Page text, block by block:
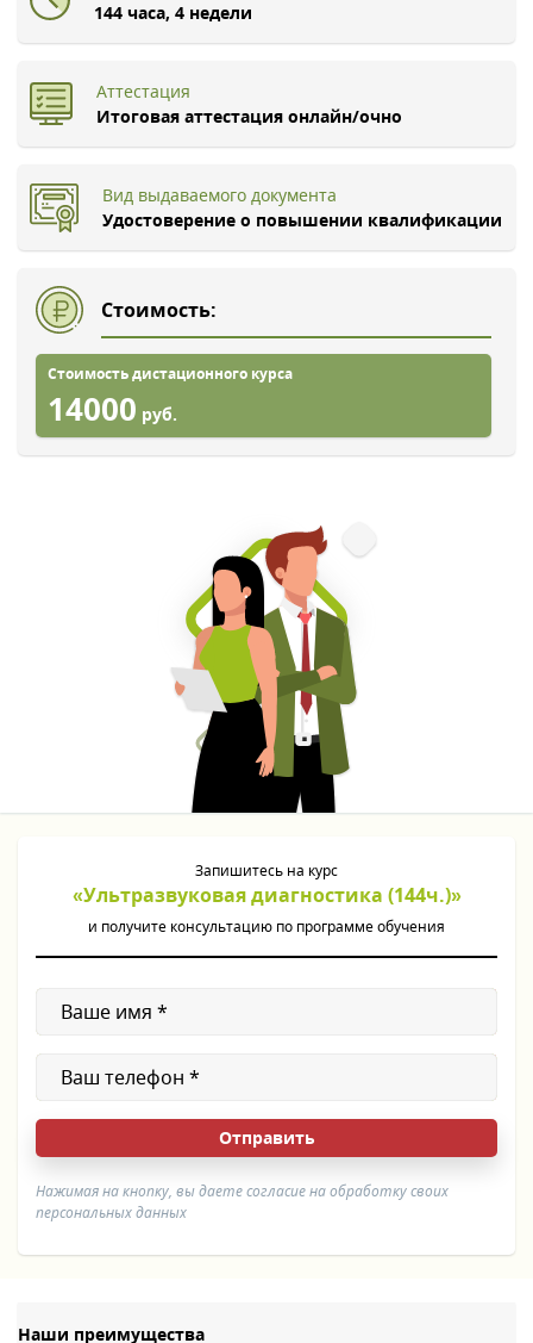
144 часа, 4 недели
Аттестация
Итоговая аттестация онлайн/очно
Вид выдаваемого документа
Удостоверение о повышении квалификации
Стоимость:
Стоимость дистационного курса
14000 руб.
Запишитесь на курс
«Ультразвуковая диагностика (144ч.)»
и получите консультацию по программе обучения
Нажимая на кнопку, вы даете согласие на обработку своих
персональных данных
Наши преимущества